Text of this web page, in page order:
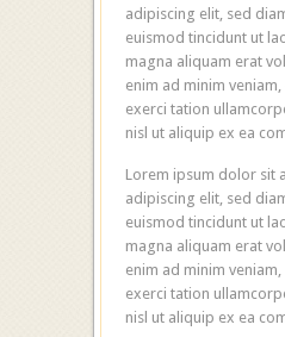
adipiscing elit, sed
euismod tincidunt ut
magna aliquam erat
enim ad minim
exerci tation
nisl ut aliquip ex ea
Lorem ipsum dolor sit
adipiscing elit, sed
euismod tincidunt ut
magna aliquam erat
enim ad minim
exerci tation
nisl ut aliquip ex ea